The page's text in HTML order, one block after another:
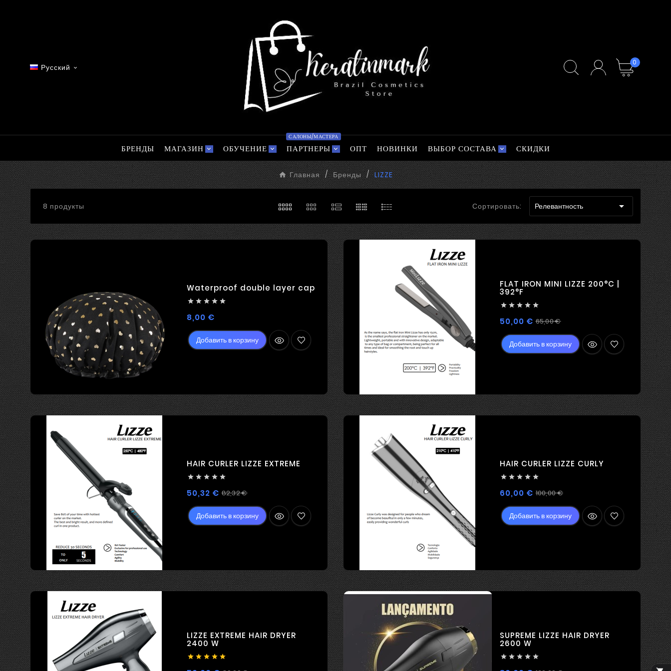
Русский 
0
БРЕНДЫ МАГАЗИН ОБУЧЕНИЕ ПАРТНЕРЫ
САЛОНЫ/МАСТЕРА
ОПТ НОВИНКИ ВЫБОР СОСТАВА СКИДКИ
Главная Бренды LIZZE
8 продукты Сортировать: Релевантность 
Waterproof double layer cap
    
8,00 €Цена
Добавить в корзину
FLAT IRON MINI LIZZE 200°C |
392°F
    
50,00 € 65,00 €
Добавить в корзину
HAIR CURLER LIZZE EXTREME
    
50,32 € 82,32 €
Добавить в корзину
HAIR CURLER LIZZE CURLY
    
60,00 € 100,00 €
Добавить в корзину
LIZZE EXTREME HAIR DRYER
2400 W
    
SUPREME LIZZE HAIR DRYER
2600 W
    